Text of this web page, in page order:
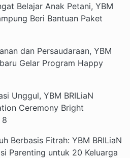
Belajar Anak Petani, YBM
Beri Bantuan Paket
dan Persaudaraan, YBM
Gelar Program Happy
Unggul, YBM BRILiaN
Ceremony Bright
8
Berbasis Fitrah: YBM BRILiaN
Parenting untuk 20 Keluarga